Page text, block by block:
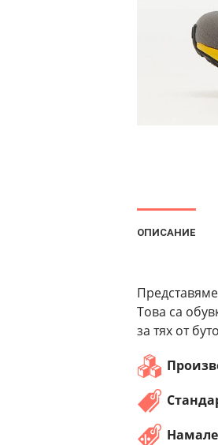
ОПИСАНИЕ
Това са
за тях от